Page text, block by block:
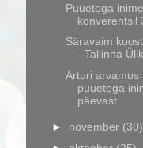
Puuetega
konverentsil
Säravaim
- Tallinna
Arturi arvamus
puuetega
päevast
► november (30)